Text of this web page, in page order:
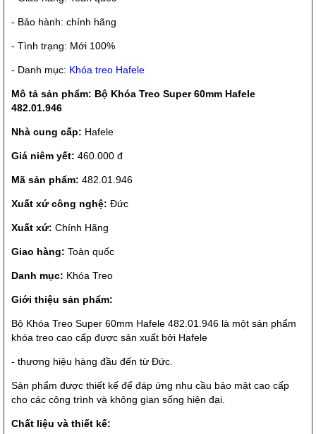
- Bảo hành: chính hãng
- Tình trạng: Mới 100%
- Danh mục: Khóa treo Hafele
Mô tả sản phẩm: Bộ Khóa Treo Super 60mm Hafele
482.01.946
Nhà cung cấp: Hafele
Giá niêm yết: 460.000 đ
Mã sản phẩm: 482.01.946
Xuất xứ công nghệ: Đức
Xuất xứ: Chính Hãng
Giao hàng: Toàn quốc
Danh mục: Khóa Treo
Giới thiệu sản phẩm:
Bộ Khóa Treo Super 60mm Hafele 482.01.946 là một sản phẩm
khóa treo cao cấp được sản xuất bởi Hafele
- thương hiệu hàng đầu đến từ Đức.
Sản phẩm được thiết kế để đáp ứng nhu cầu bảo mật cao cấp
cho các công trình và không gian sống hiện đại.
Chất liệu và thiết kế: